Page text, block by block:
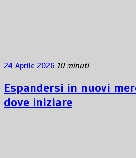
24 Aprile 2026 10 minuti
Espandersi in nuovi
dove iniziare